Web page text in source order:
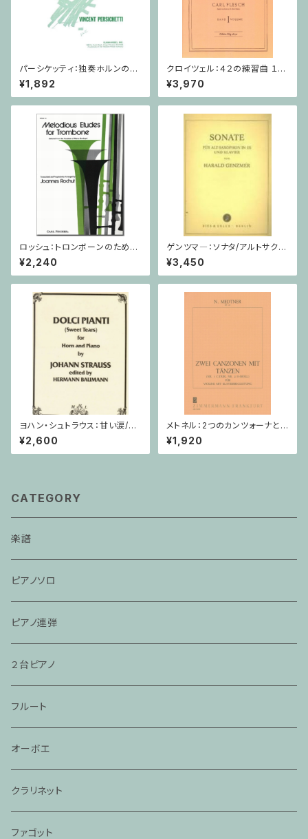
パーシケッティ：独奏ホルンのた
めの寓話 第８番 作品120 / ホ
ルン
¥1,892
クロイツェル：４２の練習曲 １巻
/ ヴァイオリン教本
¥3,970
ロッシュ：トロンボーンのための
旋律的練習曲 第3巻/トロンボ
ーン
¥2,240
ゲンツマ―：ソナタ/アルトサクソ
フォーン・ピアノ
¥3,450
ヨハン・シュトラウス：甘い涙/ホ
ルン・ピアノ
¥2,600
メトネル：2つのカンツォーナとダ
ンス Op. 43 / ヴァイオリン・ピ
アノ
¥1,920
CATEGORY
楽譜
ピアノソロ
ピアノ連弾
２台ピアノ
フルート
オーボエ
クラリネット
ファゴット